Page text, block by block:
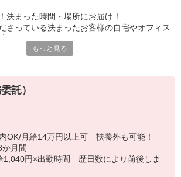
には帰れるので、子どもとの時間が取れ、
ながら収入を得ることができています。
悩みを共有したりしながら楽しく充実した
す。子どもの急な体調不良の時も、センター
てくれるので安心して休むことができていま
さん
名。
20名程度の仲間が働いています。
い年代が活躍中！
まった時間・場所にお届け！
さっている決まったお客様の自宅やオフィス
ースの自転車・シャトル・三輪バイク・自家
30軒
ンター近隣
はありません！
スタッフ歴2年 30代
月（週5平日勤務 扶養内 お子さま2人）
社
のお届け
もっと見る
託）
OK/月給14万円以上可 扶養外も可能！
月間
1,040円×出勤時間 歴日数により前後しま